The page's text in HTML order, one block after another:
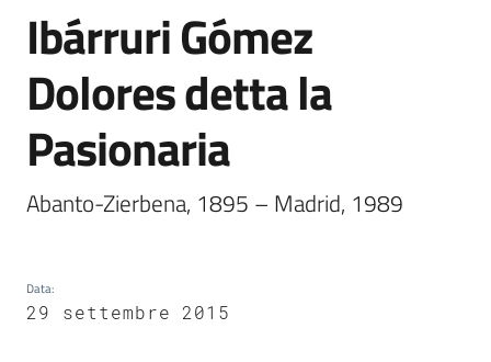
Novità
Servizi
Leggi
Atti
Bandi
Piani
Programmi
Salta al contenuto
Ibárruri Gómez
Dolores detta la
Pasionaria
Abanto-Zierbena, 1895 – Madrid, 1989
Data:
29 settembre 2015